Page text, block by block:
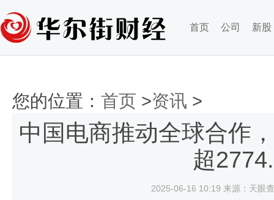
首页 公司 新股
您的位置： 首页 >资讯 >
中国电商推动全球合作
超
2025-06-16 10:19 来源：天眼